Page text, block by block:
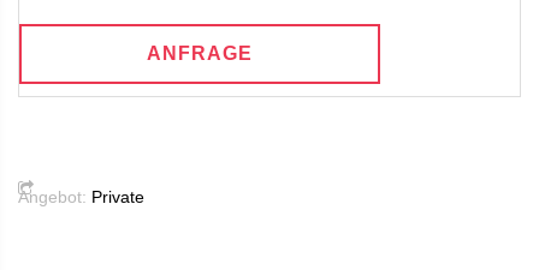
ANFRAGE
Angebot: Private